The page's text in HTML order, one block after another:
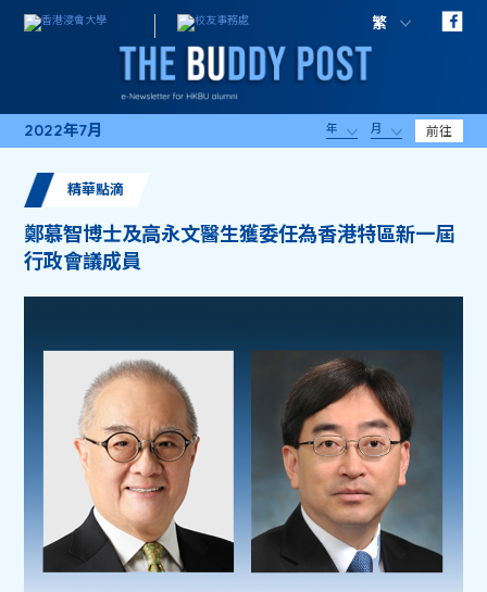
繁
2022年7月 年 月 前往
精華點滴
鄭慕智博士及高永文醫生獲委任為香港特區新一屆
行政會議成員